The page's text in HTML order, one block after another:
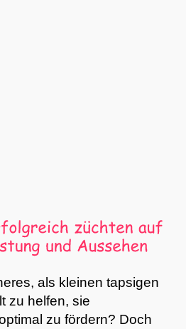
als kleinen tapsigen
zu helfen, sie
zu fördern? Doch